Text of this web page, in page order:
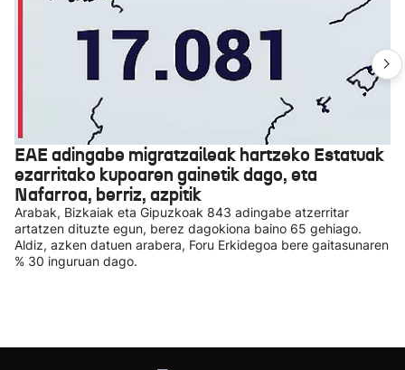
EAE adingabe migratzaileak hartzeko Estatuak
ezarritako kupoaren gainetik dago, eta
Nafarroa, berriz, azpitik
Arabak, Bizkaiak eta Gipuzkoak 843 adingabe atzerritar
artatzen dituzte egun, berez dagokiona baino 65 gehiago.
Aldiz, azken datuen arabera, Foru Erkidegoa bere gaitasunaren
% 30 inguruan dago.